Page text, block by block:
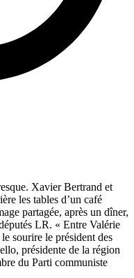
Xavier Bertrand et
les tables d’un café
partagée, après un dîner,
LR. « Entre Valérie
sourire le président des
présidente de la région
du Parti communiste